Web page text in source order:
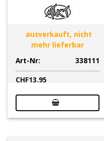
ausverkauft, nicht
mehr lieferbar
Art-Nr:
338111
CHF13.95